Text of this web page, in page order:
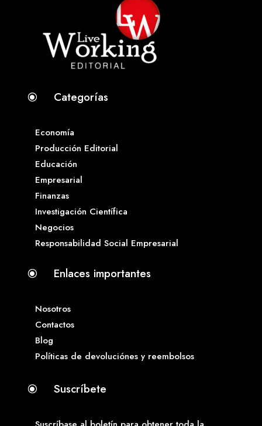
\ Categorías
Economía
Producción Editorial
Educación
Empresarial
Finanzas
Investigación Científica
Negocios
Responsabilidad Social Empresarial
\ Enlaces importantes
Nosotros
Contactos
Blog
Políticas de devoluciónes y reembolsos
\ Suscríbete